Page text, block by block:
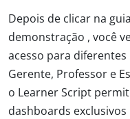
Depois de clicar na
demonstração , você
acesso para
Gerente, Professor e
o Learner Script
dashboards